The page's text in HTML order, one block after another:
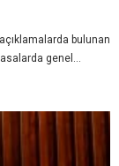
bulunan
genel...